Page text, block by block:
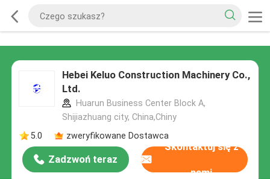
Hebei Keluo Construction Machinery Co.,
Ltd.
Huarun Business Center Block A,
Shijiazhuang city, China,Chiny
5.0
zweryfikowane Dostawca
Zadzwoń teraz
Skontaktuj się z
nami